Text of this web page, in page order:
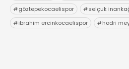
#göztepekocaelispor #selçuk
#ibrahim ercinkocaelispor #hodri